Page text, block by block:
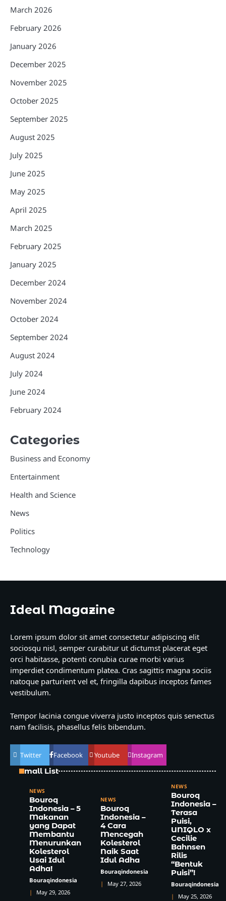
March 2026
February 2026
January 2026
December 2025
November 2025
October 2025
September 2025
August 2025
July 2025
June 2025
May 2025
April 2025
March 2025
February 2025
January 2025
December 2024
November 2024
October 2024
September 2024
August 2024
July 2024
June 2024
February 2024
Categories
Business and Economy
Entertainment
Health and Science
News
Politics
Technology
Ideal Magazine
Lorem ipsum dolor sit amet consectetur adipiscing elit
sociosqu nisl, semper curabitur ut dictumst placerat eget
orci habitasse, potenti conubia curae morbi varius
imperdiet condimentum platea. Cras sagittis magna sociis
natoque parturient vel et, fringilla dapibus inceptos fames
vestibulum.
Tempor lacinia congue viverra justo inceptos quis senectus
nam facilisis, phasellus felis bibendum.
Twitter Facebook Youtube Instagram
Small List
NEWS
Bouroq
Indonesia – 5
Makanan
yang Dapat
Membantu
Menurunkan
Kolesterol
Usai Idul
Adha!
Bouraqindonesia
May 29, 2026
NEWS
Bouroq
Indonesia –
4 Cara
Mencegah
Kolesterol
Naik Saat
Idul Adha
Bouraqindonesia
May 27, 2026
NEWS
Bouroq
Indonesia –
Terasa
Puisi,
UNIQLO x
Cecilie
Bahnsen
Rilis
“Bentuk
Puisi”!
Bouraqindonesia
May 25, 2026